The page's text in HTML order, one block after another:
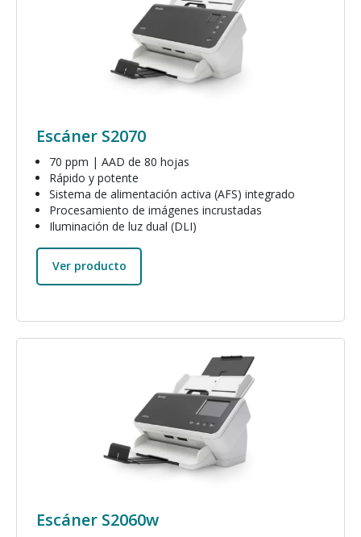
Escáner S2070
70 ppm | AAD de 80 hojas
Rápido y potente
Sistema de alimentación activa (AFS) integrado
Procesamiento de imágenes incrustadas
Iluminación de luz dual (DLI)
Ver producto
Imagen
Escáner S2060w